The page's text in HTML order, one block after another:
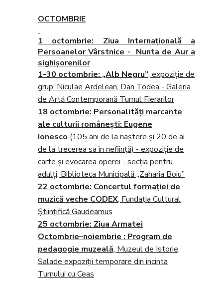
OCTOMBRIE
1 octombrie: Ziua Internaţională a
Persoanelor Vârstnice - Nunta de Aur a
sighişorenilor
1-30 octombrie: „Alb Negru”, expoziţie de
grup: Niculae Ardelean, Dan Todea - Galeria
de Artă Contemporană Turnul Fierarilor
18 octombrie: Personalităţi marcante
ale culturii româneşti: Eugene
Ionesco (105 ani de la naștere și 20 de ai
de la trecerea sa în neființă) - expoziţie de
carte şi evocarea operei - secţia pentru
adulţi, Biblioteca Municipală „Zaharia Boiu”
22 octombrie: Concertul formației de
muzică veche CODEX, Fundația Cultural
Științifică Gaudeamus
25 octombrie: Ziua Armatei
Octombrie–noiembrie : Program de
pedagogie muzeală, Muzeul de Istorie,
Salade expoziţii temporare din incinta
Turnului cu Ceas